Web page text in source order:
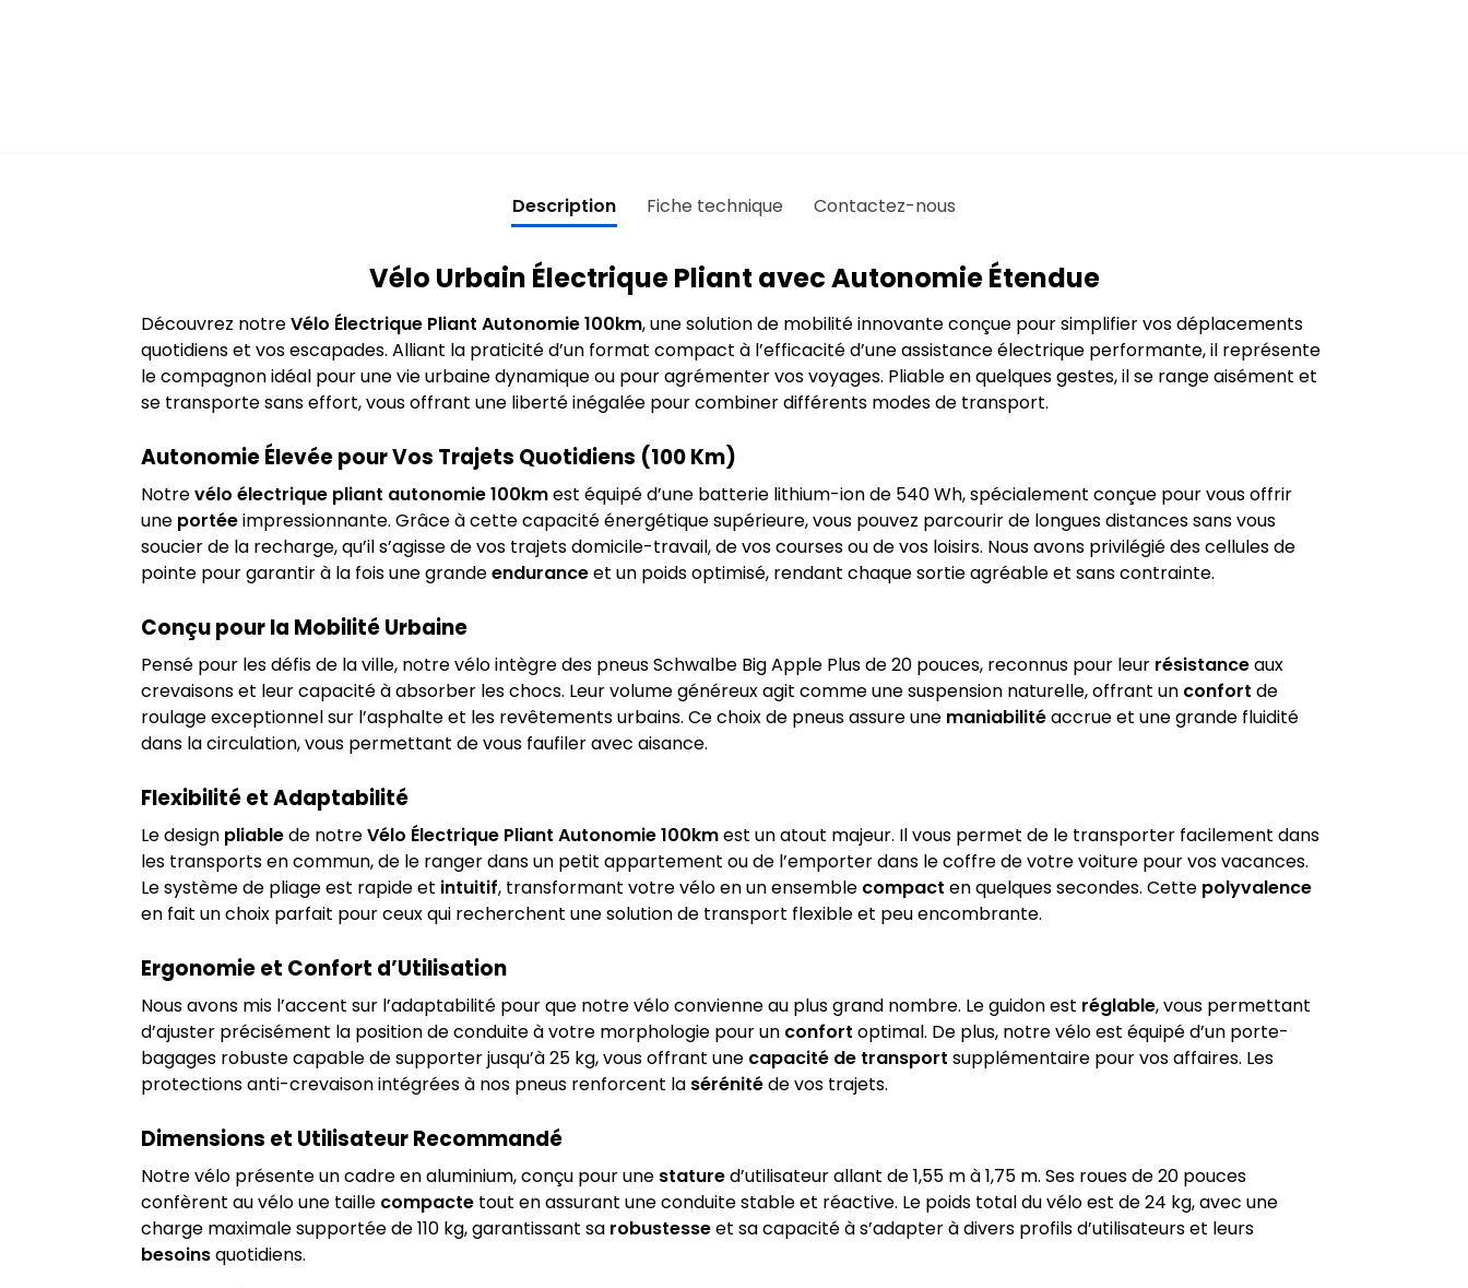
Description Fiche technique Contactez-nous
Vélo Urbain Électrique Pliant avec Autonomie Étendue
Découvrez notreVélo Électrique Pliant Autonomie 100km, une solution de mobilité innovante conçue pour simplifier vos déplacements
quotidiens et vos escapades. Alliant la praticité d’un format compact à l’efficacité d’une assistance électrique performante, il représente
le compagnon idéal pour une vie urbaine dynamique ou pour agrémenter vos voyages. Pliable en quelques gestes, il se range aisément et
se transporte sans effort, vous offrant une liberté inégalée pour combiner différents modes de transport.
Autonomie Élevée pour Vos Trajets Quotidiens (100 Km)
Notrevélo électrique pliant autonomie 100kmest équipé d’une batterie lithium-ion de 540 Wh, spécialement conçue pour vous offrir
une portéeimpressionnante. Grâce à cette capacité énergétique supérieure, vous pouvez parcourir de longues distances sans vous
soucier de la recharge, qu’il s’agisse de vos trajets domicile-travail, de vos courses ou de vos loisirs. Nous avons privilégié des cellules de
pointe pour garantir à la fois une grandeenduranceet un poids optimisé, rendant chaque sortie agréable et sans contrainte.
Conçu pour la Mobilité Urbaine
Pensé pour les défis de la ville, notre vélo intègre des pneus Schwalbe Big Apple Plus de 20 pouces, reconnus pour leur résistanceaux
crevaisons et leur capacité à absorber les chocs. Leur volume généreux agit comme une suspension naturelle, offrant un confort de
roulage exceptionnel sur l’asphalte et les revêtements urbains. Ce choix de pneus assure une maniabilitéaccrue et une grande fluidité
dans la circulation, vous permettant de vous faufiler avec aisance.
Flexibilité et Adaptabilité
Le design pliablede notreVélo Électrique Pliant Autonomie 100kmest un atout majeur. Il vous permet de le transporter facilement dans
les transports en commun, de le ranger dans un petit appartement ou de l’emporter dans le coffre de votre voiture pour vos vacances.
Le système de pliage est rapide et intuitif, transformant votre vélo en un ensemble compact en quelques secondes. Cette polyvalence
en fait un choix parfait pour ceux qui recherchent une solution de transport flexible et peu encombrante.
Ergonomie et Confort d’Utilisation
Nous avons mis l’accent sur l’adaptabilité pour que notre vélo convienne au plus grand nombre. Le guidon est réglable, vous permettant
d’ajuster précisément la position de conduite à votre morphologie pour un confort optimal. De plus, notre vélo est équipé d’un porte-
bagages robuste capable de supporter jusqu’à 25 kg, vous offrant une capacité de transport supplémentaire pour vos affaires. Les
protections anti-crevaison intégrées à nos pneus renforcent la sérénitéde vos trajets.
Dimensions et Utilisateur Recommandé
Notre vélo présente un cadre en aluminium, conçu pour une statured’utilisateur allant de 1,55 m à 1,75 m. Ses roues de 20 pouces
confèrent au vélo une taille compactetout en assurant une conduite stable et réactive. Le poids total du vélo est de 24 kg, avec une
charge maximale supportée de 110 kg, garantissant sa robustesseet sa capacité à s’adapter à divers profils d’utilisateurs et leurs
besoinsquotidiens.